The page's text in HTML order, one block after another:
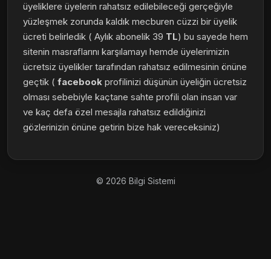
üyeliklere üyelerin rahatsız edilebileceği gerçeğiyle
yüzleşmek zorunda kaldık mecburen cüzzi bir üyelik
ücreti belirledik ( Aylık abonelik 39 TL) bu sayede hem
sitenin masraflarını karşılamayı hemde üyelerimizin
ücretsiz üyelikler tarafından rahatsız edilmesinin önüne
geçtik ( facebook profilinizi düşünün üyeliğin ücretsiz
olması sebebiyle kaçtane sahte profili olan insan var
ve kaç defa özel mesajla rahatsız edildiğinizi
gözlerinizin önüne getirin bize hak vereceksiniz)
© 2026 Bilgi Sistemi